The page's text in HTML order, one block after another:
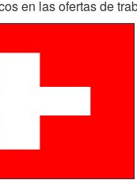
en las ofertas de